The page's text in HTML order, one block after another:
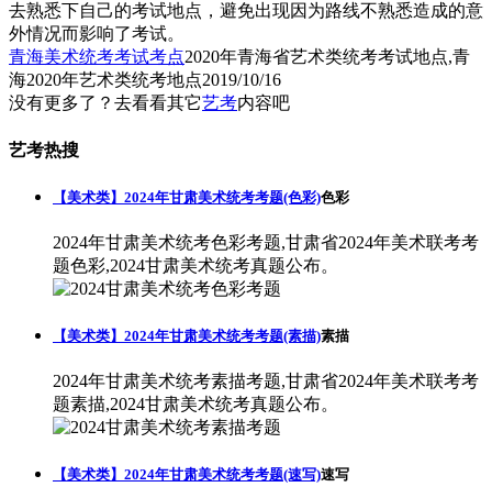
去熟悉下自己的考试地点，避免出现因为路线不熟悉造成的意
外情况而影响了考试。
青海美术统考考试考点2020年青海省艺术类统考考试地点,青
海2020年艺术类统考地点2019/10/16
没有更多了？去看看其它艺考内容吧
艺考热搜
【美术类】2024年甘肃美术统考考题(色彩)色彩
2024年甘肃美术统考色彩考题,甘肃省2024年美术联考考
题色彩,2024甘肃美术统考真题公布。
【美术类】2024年甘肃美术统考考题(素描)素描
2024年甘肃美术统考素描考题,甘肃省2024年美术联考考
题素描,2024甘肃美术统考真题公布。
【美术类】2024年甘肃美术统考考题(速写)速写